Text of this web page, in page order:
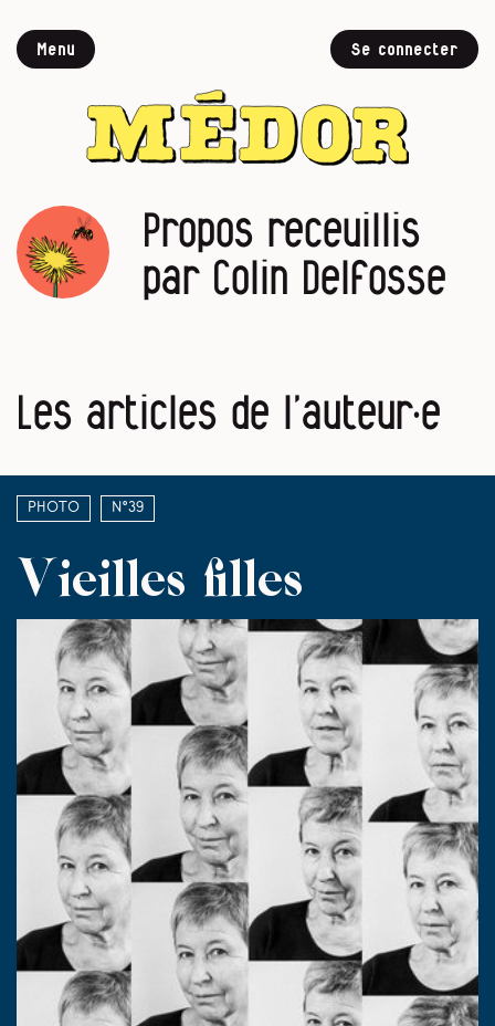
Menu Se connecter
Propos receuillis
par Colin Delfosse
Les articles de l’auteur·e
Photo N°39
Vieilles filles